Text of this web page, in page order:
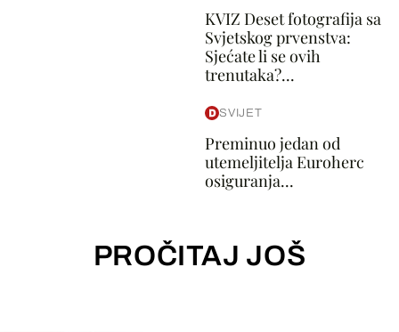
KVIZ Deset fotografija sa
Svjetskog prvenstva:
Sjećate li se ovih
trenutaka?...
SVIJET
Preminuo jedan od
utemeljitelja Euroherc
osiguranja...
PROČITAJ JOŠ